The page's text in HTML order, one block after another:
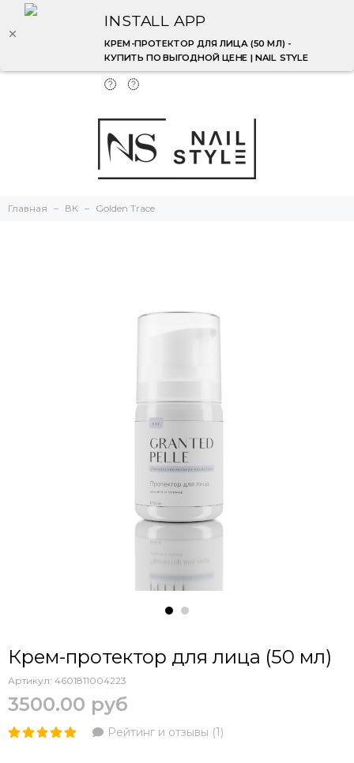
INSTALL APP
КРЕМ-ПРОТЕКТОР ДЛЯ ЛИЦА (50 МЛ) -
КУПИТЬ ПО ВЫГОДНОЙ ЦЕНЕ | NAIL STYLE
Главная ВК Golden Trace
Крем-протектор для лица (50 мл)
Артикул: 4601811004223
3500.00 руб
Рейтинг и отзывы (1)